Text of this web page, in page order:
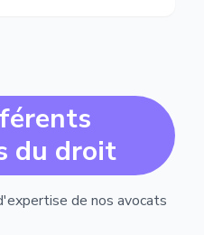
du droit
de nos avocats